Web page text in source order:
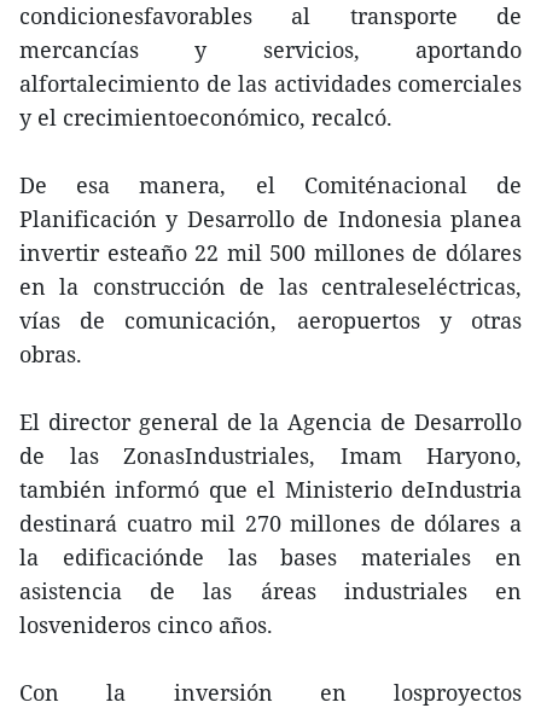
condicionesfavorables al transporte de
mercancías y servicios, aportando
alfortalecimiento de las actividades comerciales
y el crecimientoeconómico, recalcó.
De esa manera, el Comiténacional de
Planificación y Desarrollo de Indonesia planea
invertir esteaño 22 mil 500 millones de dólares
en la construcción de las centraleseléctricas,
vías de comunicación, aeropuertos y otras
obras.
El director general de la Agencia de Desarrollo
de las ZonasIndustriales, Imam Haryono,
también informó que el Ministerio deIndustria
destinará cuatro mil 270 millones de dólares a
la edificaciónde las bases materiales en
asistencia de las áreas industriales en
losvenideros cinco años.
Con la inversión en losproyectos